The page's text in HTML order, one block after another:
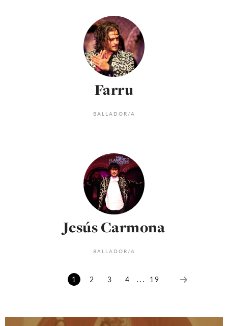
Farru
BALLADOR/A
Jesús Carmona
BALLADOR/A
1 2 3 4 ... 19